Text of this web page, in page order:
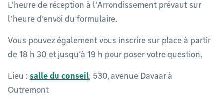
L’heure de réception à l’Arrondissement prévaut sur
l’heure d’envoi du formulaire.
Vous pouvez également vous inscrire sur place à partir
de 18 h 30 et jusqu’à 19 h pour poser votre question.
Lieu : salle du conseil, 530, avenue Davaar à
Outremont